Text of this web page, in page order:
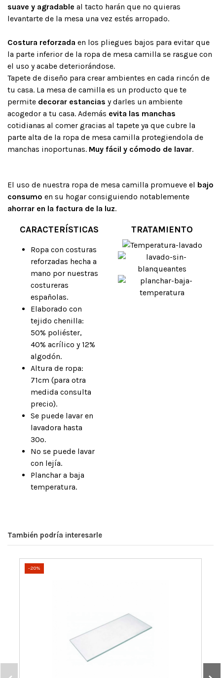
suave y agradable al tacto harán que no quieras
levantarte de la mesa una vez estés arropado.
Costura reforzada en los pliegues bajos para evitar que
la parte inferior de la ropa de mesa camilla se rasgue con
el uso y acabe deteriorándose.
Tapete de diseño para crear ambientes en cada rincón de
tu casa. La mesa de camilla es un producto que te
permite decorar estancias y darles un ambiente
acogedor a tu casa. Además evita las manchas
cotidianas al comer gracias al tapete ya que cubre la
parte alta de la ropa de mesa camilla protegiendola de
manchas inoportunas. Muy fácil y cómodo de lavar.
El uso de nuestra ropa de mesa camilla promueve el bajo
consumo en su hogar consiguiendo notablemente
ahorrar en la factura de la luz.
CARACTERÍSTICAS
Ropa con costuras
reforzadas hecha a
mano por nuestras
costureras
españolas.
Elaborado con
tejido chenilla:
50% poliéster,
40% acrílico y 12%
algodón.
Altura de ropa:
71cm (para otra
medida consulta
precio).
Se puede lavar en
lavadora hasta
30º.
No se puede lavar
con lejía.
Planchar a baja
temperatura.
TRATAMIENTO
También podría interesarle
-20%